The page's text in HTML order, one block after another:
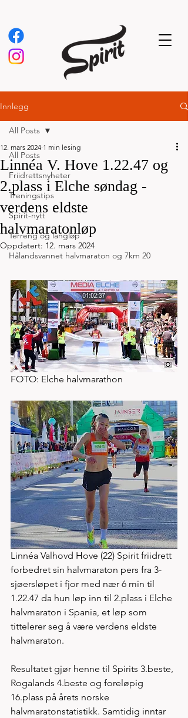
Innlegg
All Posts
Friidrettsnyheter
Treningstips
Spirit-nytt
Terreng og langløp
Hålandsvannet halvmaraton og 7km 20
All Posts
Linnéa V. Hove 1.22.47 og
2.plass i Elche søndag -
verdens eldste
halvmaratonløp
12. mars 2024 1 min lesing
Oppdatert: 12. mars 2024
FOTO: Elche halvmarathon
Linnéa Valhovd Hove (22) Spirit friidrett
forbedret sin halvmaraton pers fra 3-
sjøersløpet i fjor med nær 6 min til
1.22.47 da hun løp inn til 2.plass i Elche
halvmaraton i Spania, et løp som
tittelerer seg å være verdens eldste
halvmaraton.
Resultatet gjør henne til Spirits 3.beste,
Rogalands 4.beste og foreløpig
16.plass på årets norske
halvmaratonstatistikk. Samtidig inntar